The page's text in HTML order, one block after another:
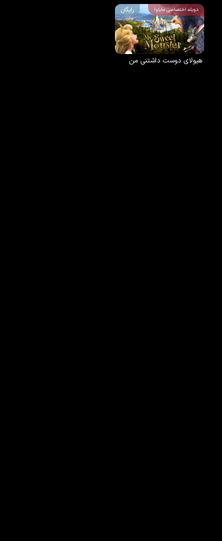
دوبله اختصاصی مایاوا رایگان
هیولای دوست داشتنی من